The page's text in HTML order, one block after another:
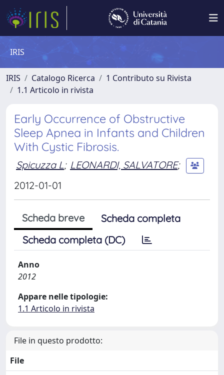
IRIS
IRIS Catalogo Ricerca
1 Contributo su Rivista
1.1 Articolo in rivista
Early Occurrence of Obstructive
Sleep Apnea in Infants and Children
With Cystic Fibrosis.
Spicuzza L; LEONARDI, SALVATORE;
2012-01-01
Scheda breve
Scheda completa
Scheda completa (DC)
Anno
2012
Appare nelle tipologie:
1.1 Articolo in rivista
File in questo prodotto:
File